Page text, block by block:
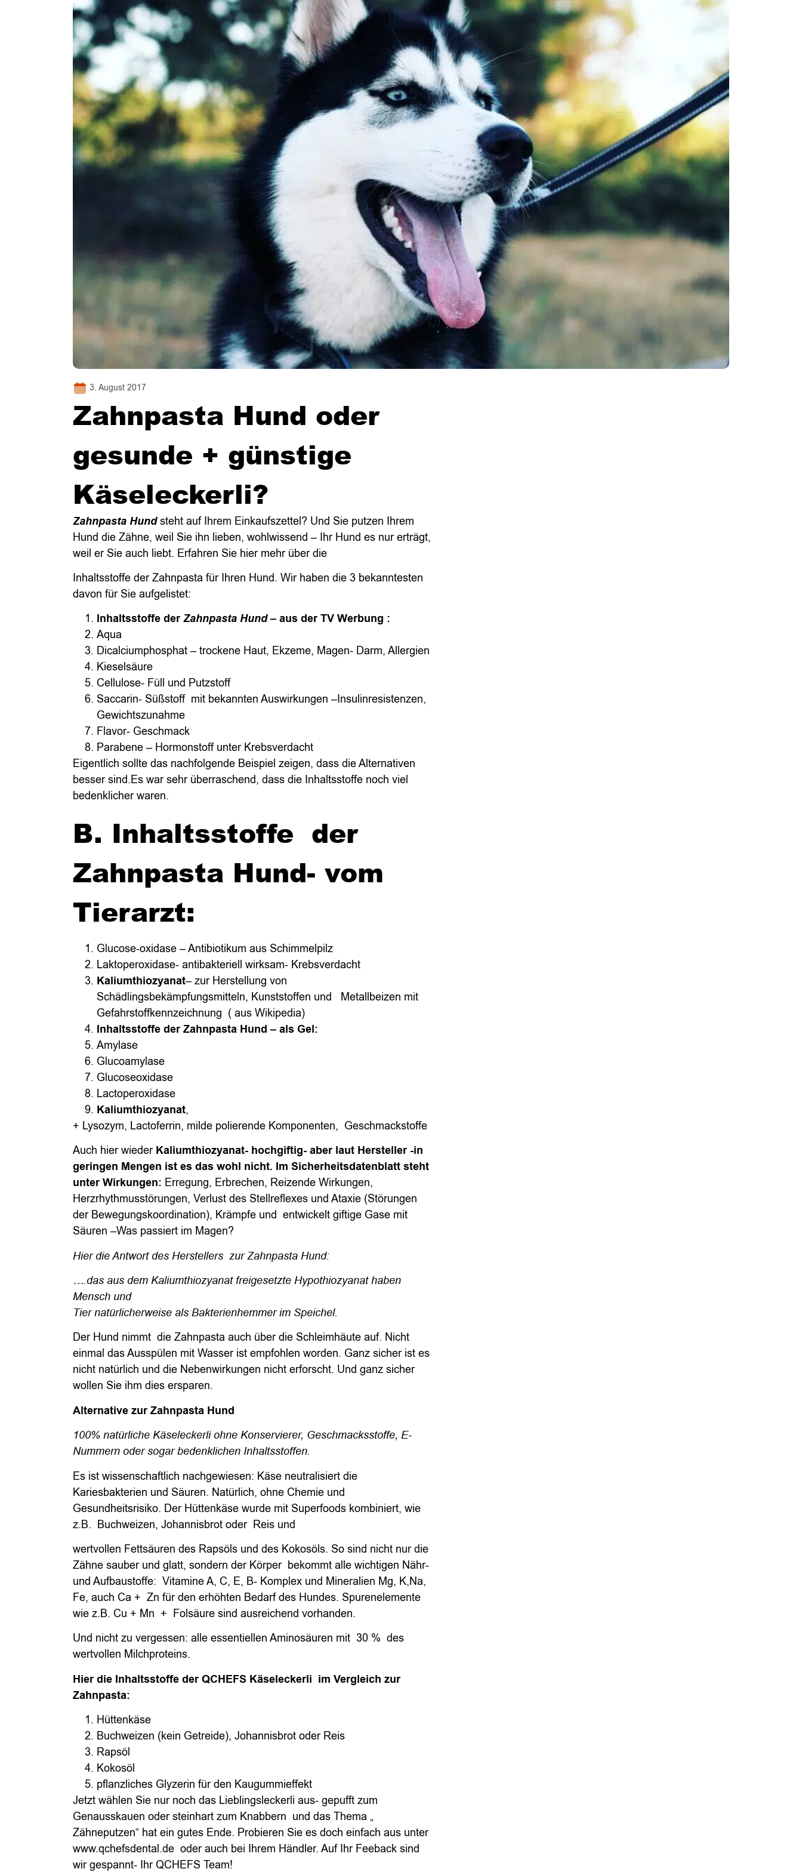
3. August 2017
Zahnpasta Hund oder
gesunde + günstige
Käseleckerli?
Zahnpasta Hund steht auf Ihrem Einkaufszettel? Und Sie putzen Ihrem
Hund die Zähne, weil Sie ihn lieben, wohlwissend – Ihr Hund es nur erträgt,
weil er Sie auch liebt. Erfahren Sie hier mehr über die
Inhaltsstoffe der Zahnpasta für Ihren Hund. Wir haben die 3 bekanntesten
davon für Sie aufgelistet:
Inhaltsstoffe der Zahnpasta Hund– aus der TV Werbung :
Aqua
Dicalciumphosphat – trockene Haut, Ekzeme, Magen- Darm, Allergien
Kieselsäure
Cellulose- Füll und Putzstoff
Saccarin- Süßstoff mit bekannten Auswirkungen –Insulinresistenzen,
Gewichtszunahme
Flavor- Geschmack
Parabene – Hormonstoff unter Krebsverdacht
Eigentlich sollte das nachfolgende Beispiel zeigen, dass die Alternativen
besser sind.Es war sehr überraschend, dass die Inhaltsstoffe noch viel
bedenklicher waren.
B. Inhaltsstoffe der
Zahnpasta Hund- vom
Tierarzt:
Glucose-oxidase – Antibiotikum aus Schimmelpilz
Laktoperoxidase- antibakteriell wirksam- Krebsverdacht
Kaliumthiozyanat– zur Herstellung von
Schädlingsbekämpfungsmitteln, Kunststoffen und Metallbeizen mit
Gefahrstoffkennzeichnung ( aus Wikipedia)
Inhaltsstoffe der Zahnpasta Hund – als Gel:
Amylase
Glucoamylase
Glucoseoxidase
Lactoperoxidase
Kaliumthiozyanat,
+ Lysozym, Lactoferrin, milde polierende Komponenten, Geschmackstoffe
Auch hier wieder Kaliumthiozyanat- hochgiftig- aber laut Hersteller -in
geringen Mengen ist es das wohl nicht. Im Sicherheitsdatenblatt steht
unter Wirkungen: Erregung, Erbrechen, Reizende Wirkungen,
Herzrhythmusstörungen, Verlust des Stellreflexes und Ataxie (Störungen
der Bewegungskoordination), Krämpfe und entwickelt giftige Gase mit
Säuren –Was passiert im Magen?
Hier die Antwort des Herstellers zur Zahnpasta Hund:
….das aus dem Kaliumthiozyanat freigesetzte Hypothiozyanat haben
Mensch und
Tier natürlicherweise als Bakterienhemmer im Speichel.
Der Hund nimmt die Zahnpasta auch über die Schleimhäute auf. Nicht
einmal das Ausspülen mit Wasser ist empfohlen worden. Ganz sicher ist es
nicht natürlich und die Nebenwirkungen nicht erforscht. Und ganz sicher
wollen Sie ihm dies ersparen.
Alternative zur Zahnpasta Hund
100% natürliche Käseleckerli ohne Konservierer, Geschmacksstoffe, E-
Nummern oder sogar bedenklichen Inhaltsstoffen.
Es ist wissenschaftlich nachgewiesen: Käse neutralisiert die
Kariesbakterien und Säuren. Natürlich, ohne Chemie und
Gesundheitsrisiko. Der Hüttenkäse wurde mit Superfoods kombiniert, wie
z.B. Buchweizen, Johannisbrot oder Reis und
wertvollen Fettsäuren des Rapsöls und des Kokosöls. So sind nicht nur die
Zähne sauber und glatt, sondern der Körper bekommt alle wichtigen Nähr-
und Aufbaustoffe: Vitamine A, C, E, B- Komplex und Mineralien Mg, K,Na,
Fe, auch Ca + Zn für den erhöhten Bedarf des Hundes. Spurenelemente
wie z.B. Cu + Mn + Folsäure sind ausreichend vorhanden.
Und nicht zu vergessen: alle essentiellen Aminosäuren mit 30 % des
wertvollen Milchproteins.
Hier die Inhaltsstoffe der QCHEFS Käseleckerli im Vergleich zur
Zahnpasta:
Hüttenkäse
Buchweizen (kein Getreide), Johannisbrot oder Reis
Rapsöl
Kokosöl
pflanzliches Glyzerin für den Kaugummieffekt
Jetzt wählen Sie nur noch das Lieblingsleckerli aus- gepufft zum
Genausskauen oder steinhart zum Knabbern und das Thema „
Zähneputzen“ hat ein gutes Ende. Probieren Sie es doch einfach aus unter
www.qchefsdental.de oder auch bei Ihrem Händler. Auf Ihr Feeback sind
wir gespannt- Ihr QCHEFS Team!